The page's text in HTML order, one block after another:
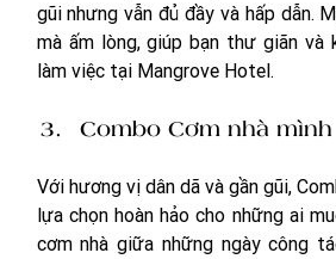
gũi nhưng vẫn đủ đầy và hấp dẫn.
mà ấm lòng, giúp bạn thư giãn và
làm việc tại Mangrove Hotel.
Combo Cơm nhà mình
Với hương vị dân dã và gần gũi,
lựa chọn hoàn hảo cho những ai
cơm nhà giữa những ngày công